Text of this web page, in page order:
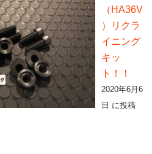
（HA36V
）リクラ
イニング
キッ
ト！！
2020年6月6
日 に投稿